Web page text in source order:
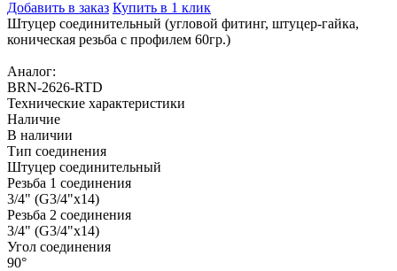
Добавить в заказ Купить в 1 клик
Штуцер соединительный (угловой фитинг, штуцер-гайка,
коническая резьба с профилем 60гр.)
Аналог:
BRN-2626-RTD
Технические характеристики
Наличие
В наличии
Тип соединения
Штуцер соединительный
Резьба 1 соединения
3/4" (G3/4"x14)
Резьба 2 соединения
3/4" (G3/4"x14)
Угол соединения
90°